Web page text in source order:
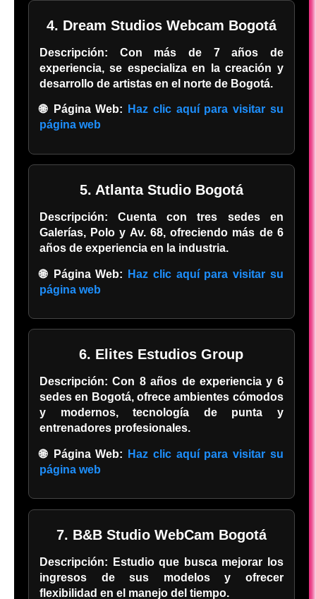
4. Dream Studios Webcam Bogotá
Descripción: Con más de 7 años de
experiencia, se especializa en la creación y
desarrollo de artistas en el norte de Bogotá.
🌐 Página Web:
Haz clic aquí para visitar su
página web
5. Atlanta Studio Bogotá
Descripción: Cuenta con tres sedes en
Galerías, Polo y Av. 68, ofreciendo más de 6
años de experiencia en la industria.
🌐 Página Web:
Haz clic aquí para visitar su
página web
6. Elites Estudios Group
Descripción: Con 8 años de experiencia y 6
sedes en Bogotá, ofrece ambientes cómodos
y modernos, tecnología de punta y
entrenadores profesionales.
🌐 Página Web:
Haz clic aquí para visitar su
página web
7. B&B Studio WebCam Bogotá
Descripción: Estudio que busca mejorar los
ingresos de sus modelos y ofrecer
flexibilidad en el manejo del tiempo.